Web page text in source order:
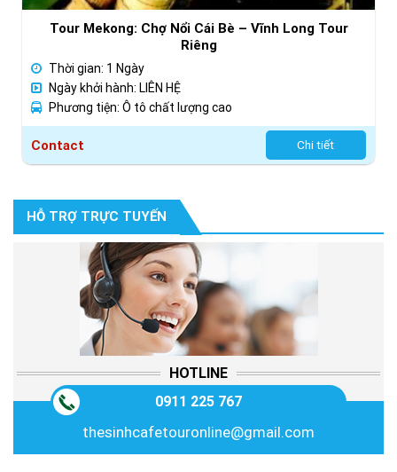
Tour Mekong: Chợ Nổi Cái Bè – Vĩnh Long Tour
Riêng
Thời gian: 1 Ngày
Ngày khởi hành: LIÊN HỆ
Phương tiện: Ô tô chất lượng cao
Contact Chi tiết
HỖ TRỢ TRỰC TUYẾN
HOTLINE
0911 225 767
thesinhcafetouronline@gmail.com